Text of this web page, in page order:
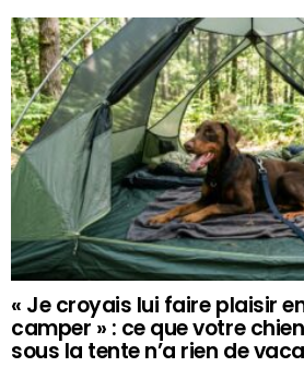
« Je croyais lui faire plaisir
camper » : ce que votre
sous la tente n’a rien de